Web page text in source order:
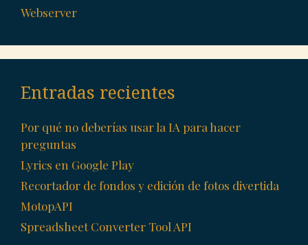
Webserver
Entradas recientes
Por qué no deberías usar la IA para hacer
preguntas
Lyrics en Google Play
Recortador de fondos y edición de fotos divertida
MotopAPI
Spreadsheet Converter Tool API